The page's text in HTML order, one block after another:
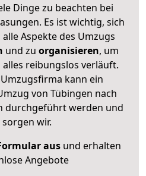
Dinge zu beachten bei
Es ist wichtig, sich
Aspekte des Umzugs
und zu organisieren, um
reibungslos verläuft.
kann ein
von Tübingen nach
durchgeführt werden und
wir.
ausund erhalten
Angebote